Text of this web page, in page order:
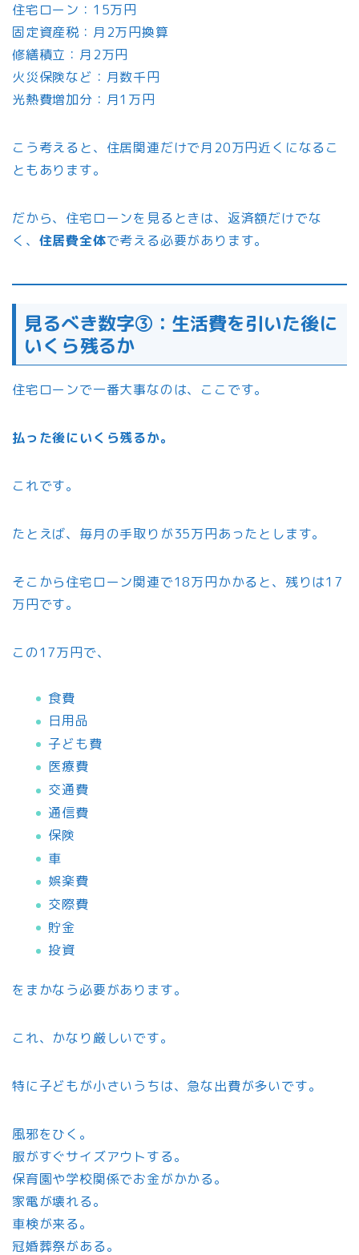
住宅ローン：15万円
固定資産税：月2万円換算
修繕積立：月2万円
火災保険など：月数千円
光熱費増加分：月1万円
こう考えると、住居関連だけで月20万円近くになるこ
ともあります。
だから、住宅ローンを見るときは、返済額だけでな
く、 住居費全体で考える必要があります。
見るべき数字③：生活費を引いた後に
いくら残るか
住宅ローンで一番大事なのは、ここです。
払った後にいくら残るか。
これです。
たとえば、毎月の手取りが35万円あったとします。
そこから住宅ローン関連で18万円かかると、残りは17
万円です。
この17万円で、
食費
日用品
子ども費
医療費
交通費
通信費
保険
車
娯楽費
交際費
貯金
投資
をまかなう必要があります。
これ、かなり厳しいです。
特に子どもが小さいうちは、急な出費が多いです。
風邪をひく。
服がすぐサイズアウトする。
保育園や学校関係でお金がかかる。
家電が壊れる。
車検が来る。
冠婚葬祭がある。